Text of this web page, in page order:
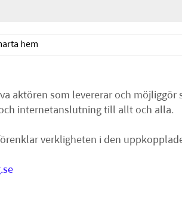
hem
aktören som levererar och möjliggör
internetanslutning till allt och alla.
verkligheten i den